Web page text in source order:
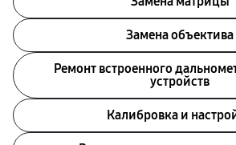
Замена объектива
Ремонт встроенного
устройств
Калибровка и